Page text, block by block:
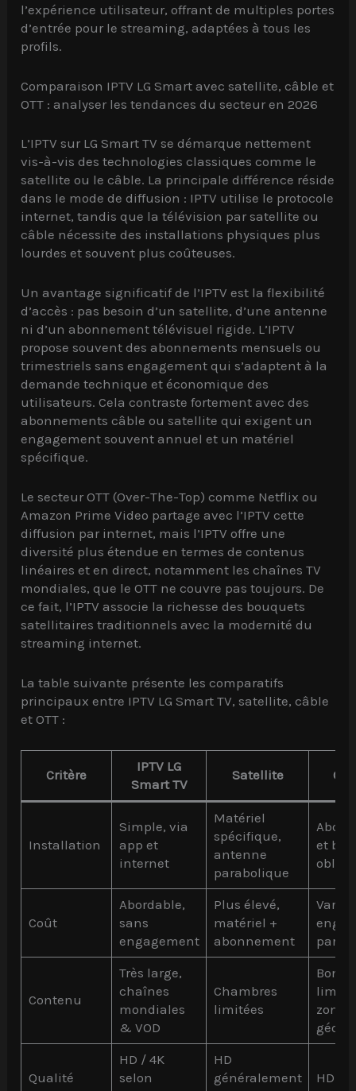
l’expérience utilisateur, offrant de multiples portes
d’entrée pour le streaming, adaptées à tous les
profils.
Comparaison IPTV LG Smart avec satellite, câble et
OTT : analyser les tendances du secteur en 2026
L’IPTV sur LG Smart TV se démarque nettement
vis-à-vis des technologies classiques comme le
satellite ou le câble. La principale différence réside
dans le mode de diffusion : IPTV utilise le protocole
internet, tandis que la télévision par satellite ou
câble nécessite des installations physiques plus
lourdes et souvent plus coûteuses.
Un avantage significatif de l’IPTV est la flexibilité
d’accès : pas besoin d’un satellite, d’une antenne
ni d’un abonnement télévisuel rigide. L’IPTV
propose souvent des abonnements mensuels ou
trimestriels sans engagement qui s’adaptent à la
demande technique et économique des
utilisateurs. Cela contraste fortement avec des
abonnements câble ou satellite qui exigent un
engagement souvent annuel et un matériel
spécifique.
Le secteur OTT (Over-The-Top) comme Netflix ou
Amazon Prime Video partage avec l’IPTV cette
diffusion par internet, mais l’IPTV offre une
diversité plus étendue en termes de contenus
linéaires et en direct, notamment les chaînes TV
mondiales, que le OTT ne couvre pas toujours. De
ce fait, l’IPTV associe la richesse des bouquets
satellitaires traditionnels avec la modernité du
streaming internet.
La table suivante présente les comparatifs
principaux entre IPTV LG Smart TV, satellite, câble
et OTT :
Critère
IPTV LG
Smart TV
Satellite
Installation
Simple, via
app et
internet
Matériel
spécifique,
antenne
parabolique
et box
Coût
Abordable,
sans
engagement
Plus élevé,
matériel +
abonnement
Contenu
Très large,
chaînes
mondiales
& VOD
Chambres
limitées
Bon
limité
zone
Qualité
HD / 4K
selon
HD
généralement
HD